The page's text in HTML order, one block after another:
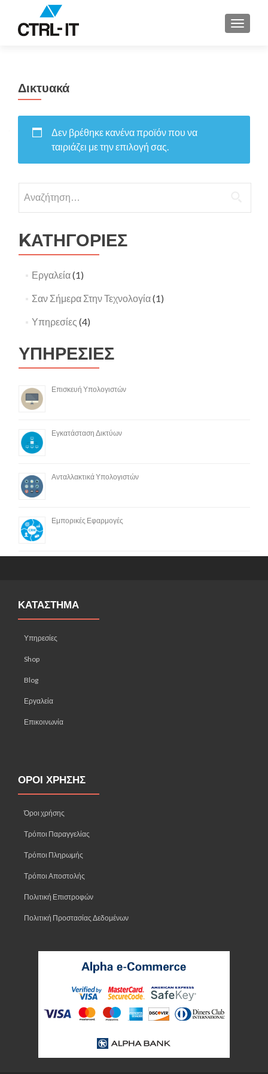
Δικτυακά
Δεν βρέθηκε κανένα προϊόν που να
ταιριάζει με την επιλογή σας.
για:
KΑΤΗΓΟΡΙΕΣ
Εργαλεία(1)
Σαν Σήμερα Στην Τεχνολογία(1)
Υπηρεσίες (4)
ΥΠΗΡΕΣΙΕΣ
Επισκευή Υπολογιστών
Εγκατάσταση Δικτύων
Ανταλλακτικά Υπολογιστών
Εμπορικές Εφαρμογές
ΚΑΤΑΣΤΗΜΑ
Υπηρεσίες
Shop
Blog
Εργαλεία
Επικοινωνία
ΟΡΟΙ ΧΡΗΣΗΣ
Όροι χρήσης
Τρόποι Παραγγελίας
Τρόποι Πληρωμής
Τρόποι Αποστολής
Πολιτική Επιστροφών
Πολιτική Προστασίας Δεδομένων